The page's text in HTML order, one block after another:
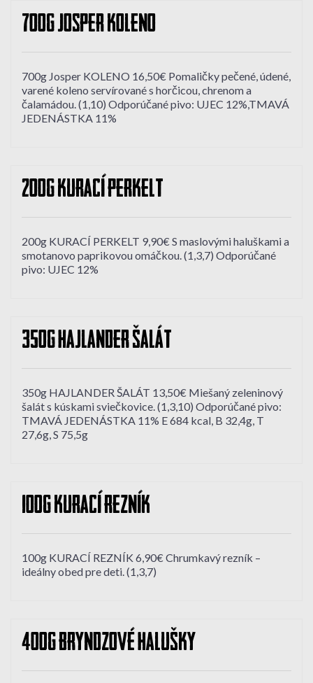
700g Josper KOLENO
700g Josper KOLENO 16,50€ Pomaličky pečené, údené,
varené koleno servírované s horčicou, chrenom a
čalamádou. (1,10) Odporúčané pivo: UJEC 12%,TMAVÁ
JEDENÁSTKA 11%
200g KURACÍ PERKELT
200g KURACÍ PERKELT 9,90€ S maslovými haluškami a
smotanovo paprikovou omáčkou. (1,3,7) Odporúčané
pivo: UJEC 12%
350g HAJLANDER ŠALÁT
350g HAJLANDER ŠALÁT 13,50€ Miešaný zeleninový
šalát s kúskami sviečkovice. (1,3,10) Odporúčané pivo:
TMAVÁ JEDENÁSTKA 11% E 684 kcal, B 32,4g, T
27,6g, S 75,5g
100g KURACÍ REZNÍK
100g KURACÍ REZNÍK 6,90€ Chrumkavý rezník –
ideálny obed pre deti. (1,3,7)
400g BRYNDZOVÉ HALUŠKY